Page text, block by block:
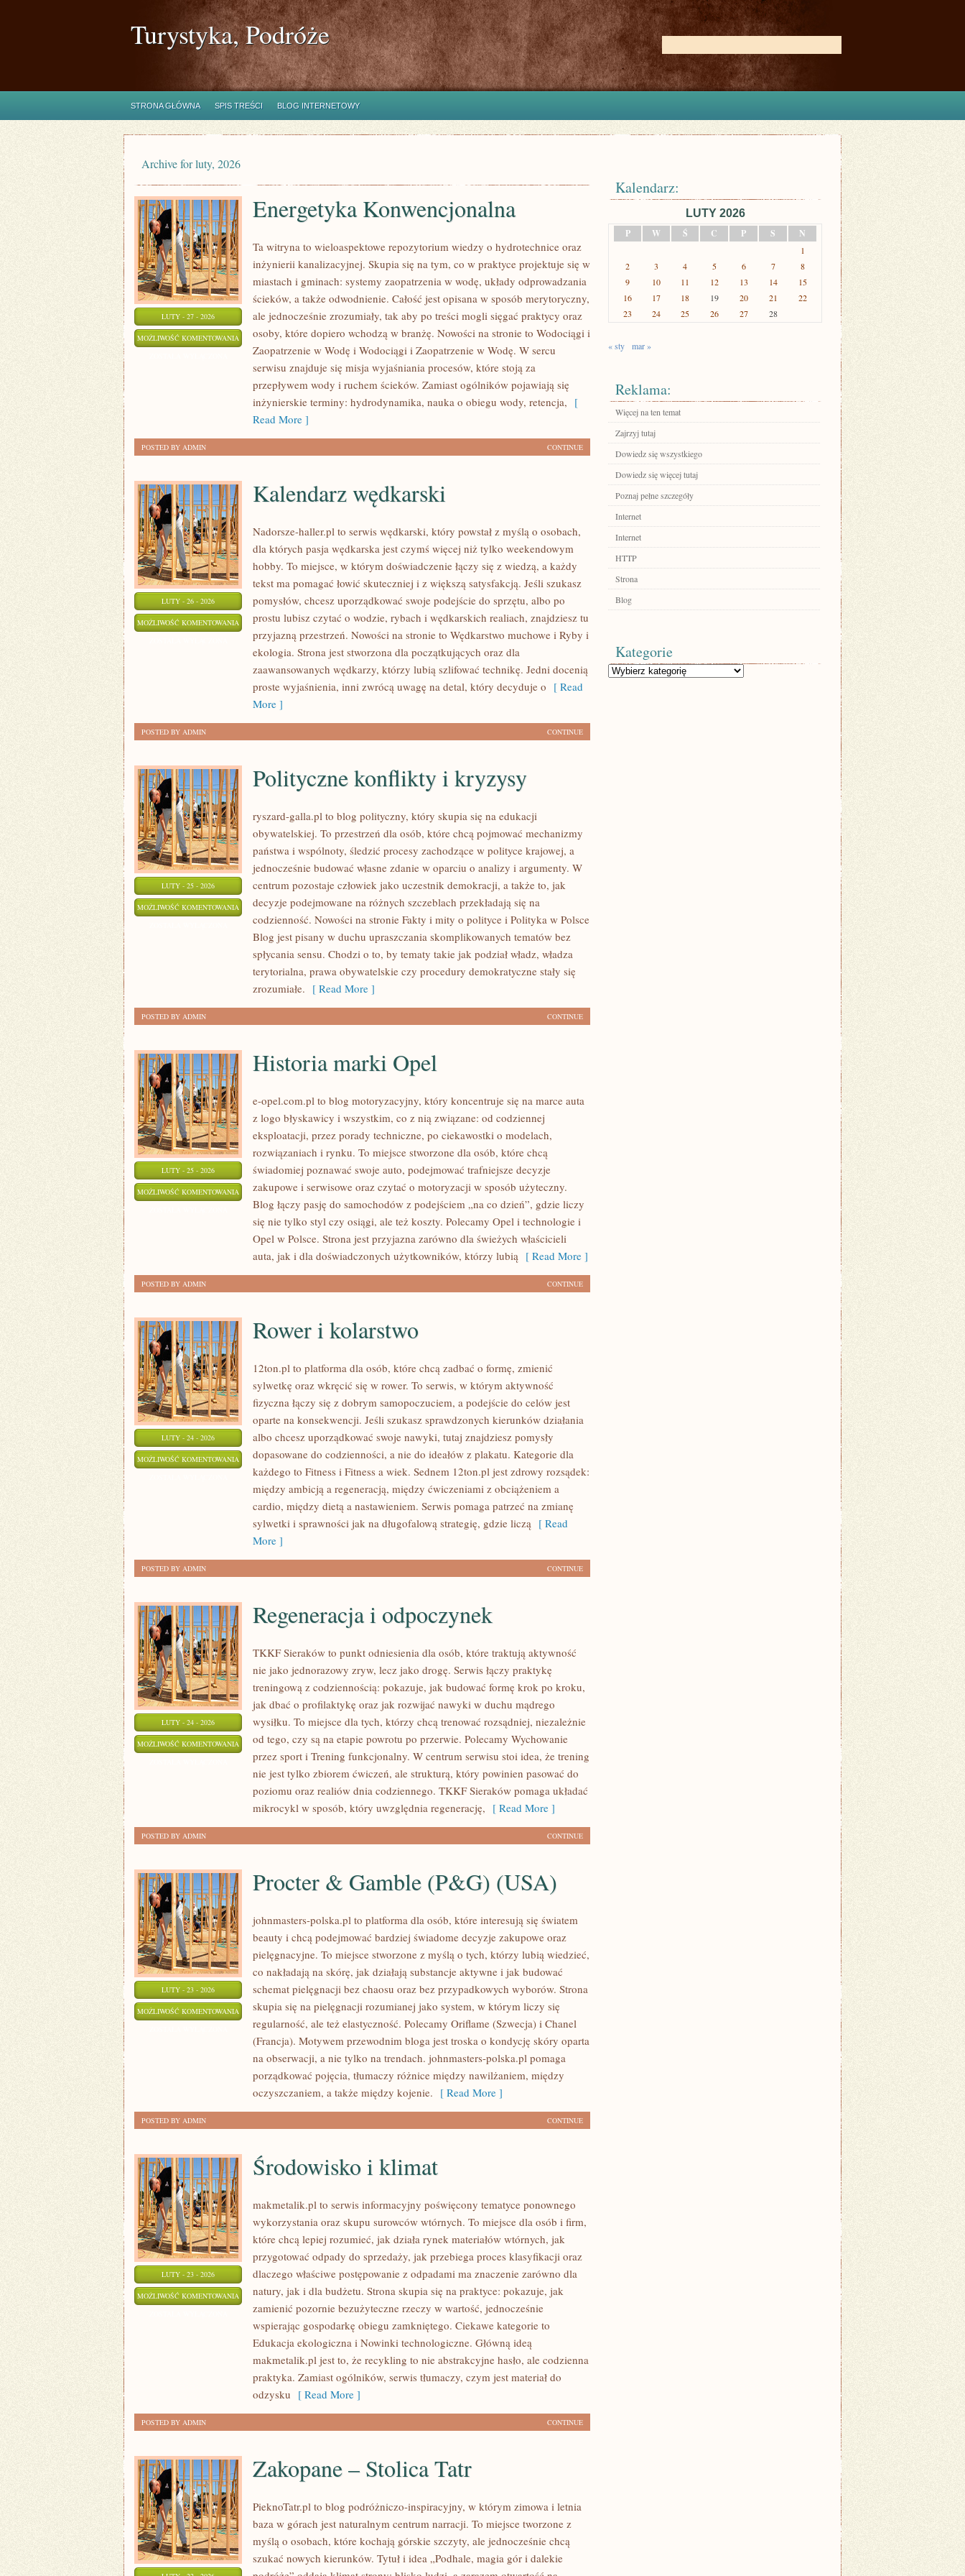
Turystyka, Podróże
STRONA GŁÓWNA SPIS TREŚCI BLOG INTERNETOWY
Archive for luty, 2026
LUTY - 27 - 2026
MOŻLIWOŚĆ KOMENTOWANIA ENERGETYKA
KONWENCJONALNA
Energetyka Konwencjonalna
Ta witryna to wieloaspektowe repozytorium wiedzy o hydrotechnice oraz
inżynierii kanalizacyjnej. Skupia się na tym, co w praktyce projektuje się w
miastach i gminach: systemy zaopatrzenia w wodę, układy odprowadzania
ścieków, a także odwodnienie. Całość jest opisana w sposób merytoryczny,
ale jednocześnie zrozumiały, tak aby po treści mogli sięgać praktycy oraz
osoby, które dopiero wchodzą w branżę. Nowości na stronie to Wodociągi i
Zaopatrzenie w Wodę i Wodociągi i Zaopatrzenie w Wodę. W sercu
serwisu znajduje się misja wyjaśniania procesów, które stoją za
przepływem wody i ruchem ścieków. Zamiast ogólników pojawiają się
inżynierskie terminy: hydrodynamika, nauka o obiegu wody, retencja, [
Read More ]
CONTINUE
POSTED BY ADMIN
LUTY - 26 - 2026
MOŻLIWOŚĆ KOMENTOWANIA KALENDARZ
WĘDKARSKI
Kalendarz wędkarski
Nadorsze-haller.pl to serwis wędkarski, który powstał z myślą o osobach,
dla których pasja wędkarska jest czymś więcej niż tylko weekendowym
hobby. To miejsce, w którym doświadczenie łączy się z wiedzą, a każdy
tekst ma pomagać łowić skuteczniej i z większą satysfakcją. Jeśli szukasz
pomysłów, chcesz uporządkować swoje podejście do sprzętu, albo po
prostu lubisz czytać o wodzie, rybach i wędkarskich realiach, znajdziesz tu
przyjazną przestrzeń. Nowości na stronie to Wędkarstwo muchowe i Ryby i
ekologia. Strona jest stworzona dla początkujących oraz dla
zaawansowanych wędkarzy, którzy lubią szlifować technikę. Jedni docenią
proste wyjaśnienia, inni zwrócą uwagę na detal, który decyduje o [ Read
More ]
CONTINUE
POSTED BY ADMIN
LUTY - 25 - 2026
MOŻLIWOŚĆ KOMENTOWANIA POLITYCZNE
KONFLIKTY
KRYZYSY
Polityczne konflikty i kryzysy
ryszard-galla.pl to blog polityczny, który skupia się na edukacji
obywatelskiej. To przestrzeń dla osób, które chcą pojmować mechanizmy
państwa i wspólnoty, śledzić procesy zachodzące w polityce krajowej, a
jednocześnie budować własne zdanie w oparciu o analizy i argumenty. W
centrum pozostaje człowiek jako uczestnik demokracji, a także to, jak
decyzje podejmowane na różnych szczeblach przekładają się na
codzienność. Nowości na stronie Fakty i mity o polityce i Polityka w Polsce
Blog jest pisany w duchu upraszczania skomplikowanych tematów bez
spłycania sensu. Chodzi o to, by tematy takie jak podział władz, władza
terytorialna, prawa obywatelskie czy procedury demokratyczne stały się
zrozumiałe. [ Read More ]
CONTINUE
POSTED BY ADMIN
LUTY - 25 - 2026
MOŻLIWOŚĆ KOMENTOWANIA HISTORIA
MARKI
OPEL
Historia marki Opel
e-opel.com.pl to blog motoryzacyjny, który koncentruje się na marce auta
z logo błyskawicy i wszystkim, co z nią związane: od codziennej
eksploatacji, przez porady techniczne, po ciekawostki o modelach,
rozwiązaniach i rynku. To miejsce stworzone dla osób, które chcą
świadomiej poznawać swoje auto, podejmować trafniejsze decyzje
zakupowe i serwisowe oraz czytać o motoryzacji w sposób użyteczny.
Blog łączy pasję do samochodów z podejściem „na co dzień”, gdzie liczy
się nie tylko styl czy osiągi, ale też koszty. Polecamy Opel i technologie i
Opel w Polsce. Strona jest przyjazna zarówno dla świeżych właścicieli
auta, jak i dla doświadczonych użytkowników, którzy lubią [ Read More ]
CONTINUE
POSTED BY ADMIN
LUTY - 24 - 2026
MOŻLIWOŚĆ KOMENTOWANIA ROWER
KOLARSTWO
Rower i kolarstwo
12ton.pl to platforma dla osób, które chcą zadbać o formę, zmienić
sylwetkę oraz wkręcić się w rower. To serwis, w którym aktywność
fizyczna łączy się z dobrym samopoczuciem, a podejście do celów jest
oparte na konsekwencji. Jeśli szukasz sprawdzonych kierunków działania
albo chcesz uporządkować swoje nawyki, tutaj znajdziesz pomysły
dopasowane do codzienności, a nie do ideałów z plakatu. Kategorie dla
każdego to Fitness i Fitness a wiek. Sednem 12ton.pl jest zdrowy rozsądek:
między ambicją a regeneracją, między ćwiczeniami z obciążeniem a
cardio, między dietą a nastawieniem. Serwis pomaga patrzeć na zmianę
sylwetki i sprawności jak na długofalową strategię, gdzie liczą [ Read
More ]
CONTINUE
POSTED BY ADMIN
LUTY - 24 - 2026
MOŻLIWOŚĆ KOMENTOWANIA REGENERACJA
ODPOCZYNEK
Regeneracja i odpoczynek
TKKF Sieraków to punkt odniesienia dla osób, które traktują aktywność
nie jako jednorazowy zryw, lecz jako drogę. Serwis łączy praktykę
treningową z codziennością: pokazuje, jak budować formę krok po kroku,
jak dbać o profilaktykę oraz jak rozwijać nawyki w duchu mądrego
wysiłku. To miejsce dla tych, którzy chcą trenować rozsądniej, niezależnie
od tego, czy są na etapie powrotu po przerwie. Polecamy Wychowanie
przez sport i Trening funkcjonalny. W centrum serwisu stoi idea, że trening
nie jest tylko zbiorem ćwiczeń, ale strukturą, który powinien pasować do
poziomu oraz realiów dnia codziennego. TKKF Sieraków pomaga układać
mikrocykl w sposób, który uwzględnia regenerację, [ Read More ]
CONTINUE
POSTED BY ADMIN
LUTY - 23 - 2026
MOŻLIWOŚĆ KOMENTOWANIA PROCTER
GAMBLE
(P&G)
(USA)
Procter & Gamble (P&G) (USA)
johnmasters-polska.pl to platforma dla osób, które interesują się światem
beauty i chcą podejmować bardziej świadome decyzje zakupowe oraz
pielęgnacyjne. To miejsce stworzone z myślą o tych, którzy lubią wiedzieć,
co nakładają na skórę, jak działają substancje aktywne i jak budować
schemat pielęgnacji bez chaosu oraz bez przypadkowych wyborów. Strona
skupia się na pielęgnacji rozumianej jako system, w którym liczy się
regularność, ale też elastyczność. Polecamy Oriflame (Szwecja) i Chanel
(Francja). Motywem przewodnim bloga jest troska o kondycję skóry oparta
na obserwacji, a nie tylko na trendach. johnmasters-polska.pl pomaga
porządkować pojęcia, tłumaczy różnice między nawilżaniem, między
oczyszczaniem, a także między kojenie. [ Read More ]
CONTINUE
POSTED BY ADMIN
LUTY - 23 - 2026
MOŻLIWOŚĆ KOMENTOWANIA ŚRODOWISKO
KLIMAT
Środowisko i klimat
makmetalik.pl to serwis informacyjny poświęcony tematyce ponownego
wykorzystania oraz skupu surowców wtórnych. To miejsce dla osób i firm,
które chcą lepiej rozumieć, jak działa rynek materiałów wtórnych, jak
przygotować odpady do sprzedaży, jak przebiega proces klasyfikacji oraz
dlaczego właściwe postępowanie z odpadami ma znaczenie zarówno dla
natury, jak i dla budżetu. Strona skupia się na praktyce: pokazuje, jak
zamienić pozornie bezużyteczne rzeczy w wartość, jednocześnie
wspierając gospodarkę obiegu zamkniętego. Ciekawe kategorie to
Edukacja ekologiczna i Nowinki technologiczne. Główną ideą
makmetalik.pl jest to, że recykling to nie abstrakcyjne hasło, ale codzienna
praktyka. Zamiast ogólników, serwis tłumaczy, czym jest materiał do
odzysku [ Read More ]
CONTINUE
POSTED BY ADMIN
Zakopane – Stolica Tatr
PieknoTatr.pl to blog podróżniczo-inspiracyjny, w którym zimowa i letnia
baza w górach jest naturalnym centrum narracji. To miejsce tworzone z
myślą o osobach, które kochają górskie szczyty, ale jednocześnie chcą
szukać nowych kierunków. Tytuł i idea „Podhale, magia gór i dalekie
Kalendarz:
LUTY 2026
P
W Ś C P S N
1
2
3 4 5 6 7
8
9
10 11 12 13 14
15
16
17 18 19 20 21
22
23
24 25 26 27 28
« sty mar »
Reklama:
Więcej na ten temat
Zajrzyj tutaj
Dowiedz się wszystkiego
Dowiedz się więcej tutaj
Poznaj pełne szczegóły
Internet
Internet
HTTP
Strona
Blog
Kategorie
Kategorie